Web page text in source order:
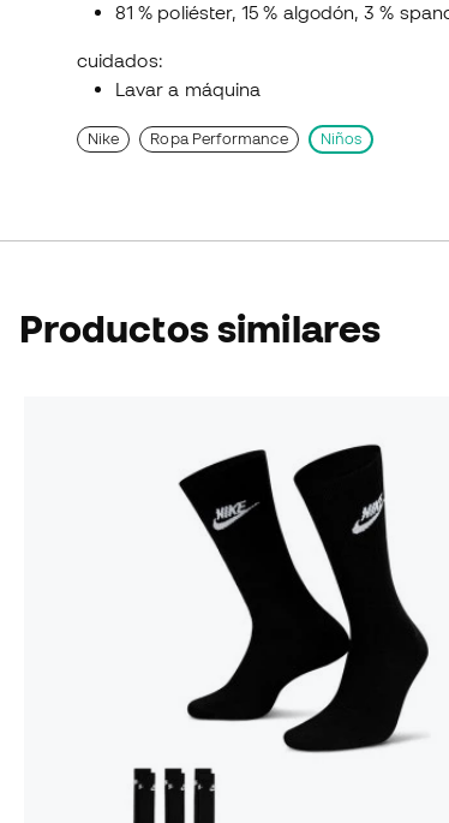
81 % poliéster, 15 % algodón, 3 %
cuidados:
Lavar a máquina
Nike Ropa Performance Niños
Productos similares